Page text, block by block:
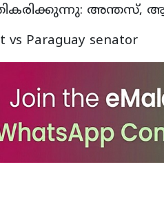
അന്തസ്,
vs Paraguay senator